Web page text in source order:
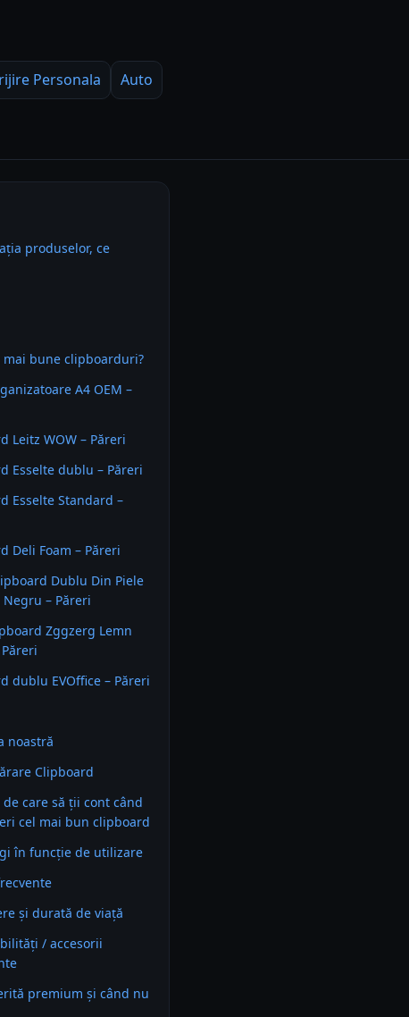
Personala
Auto
produselor, ce
mai bune clipboarduri?
A4 OEM –
Leitz WOW – Păreri
Esselte dublu – Păreri
Esselte Standard –
Deli Foam – Păreri
Dublu Din Piele
– Păreri
Zggzerg Lemn
dublu EVOffice – Păreri
noastră
Clipboard
care să ții cont când
cel mai bun clipboard
în funcție de utilizare
și durată de viață
/ accesorii
premium și când nu